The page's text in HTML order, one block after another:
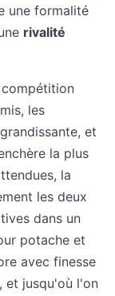
une formalité
rivalité
les
et
la plus
la
les deux
dans un
potache et
avec finesse
et jusqu'où l'on